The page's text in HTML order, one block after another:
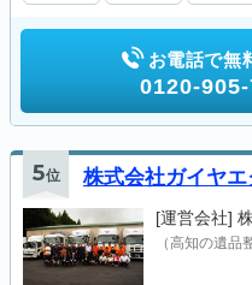
お電話で無
0120-
5位 株式会社ガイヤ
[運営会社]
（高知の遺品